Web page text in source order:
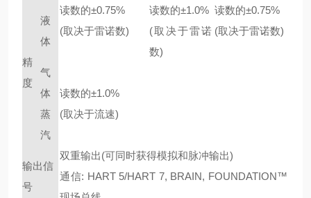
精
度
液
体
读数的±0.75%
(取决于雷诺数)
读数的±1.0%
(取决于雷诺
数)
读数的±0.75%
(取决于雷诺数)
气
体
蒸
汽
读数的±1.0%
(取决于流速)
输出信
号
双重输出(可同时获得模拟和脉冲输出)
通信: HART 5/HART 7, BRAIN, FOUNDATION™